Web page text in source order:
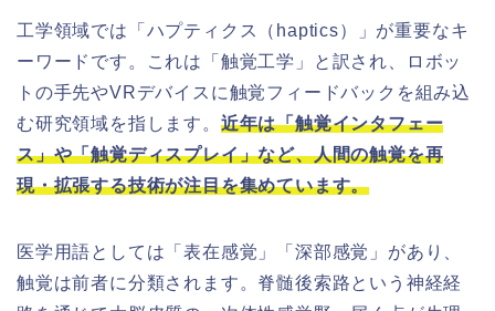
工学領域では「ハプティクス（haptics）」が重要なキ
ーワードです。これは「触覚工学」と訳され、ロボッ
トの手先やVRデバイスに触覚フィードバックを組み込
む研究領域を指します。 近年は「触覚インタフェー
ス」や「触覚ディスプレイ」など、人間の触覚を再
現・拡張する技術が注目を集めています。
医学用語としては「表在感覚」「深部感覚」があり、
触覚は前者に分類されます。脊髄後索路という神経経